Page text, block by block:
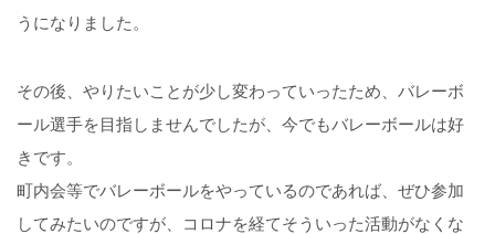
うになりました。
その後、やりたいことが少し変わっていったため、バレーボ
ール選手を目指しませんでしたが、今でもバレーボールは好
きです。
町内会等でバレーボールをやっているのであれば、ぜひ参加
してみたいのですが、コロナを経てそういった活動がなくな